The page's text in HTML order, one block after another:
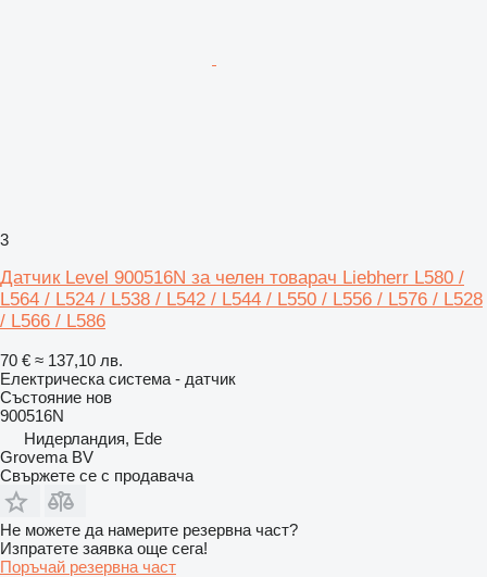
3
Датчик Level 900516N за челен товарач Liebherr L580 /
L564 / L524 / L538 / L542 / L544 / L550 / L556 / L576 / L528
/ L566 / L586
70 € ≈ 137,10 лв.
Електрическа система - датчик
Състояние нов
900516N
Нидерландия, Ede
Grovema BV
Свържете се с продавача
Не можете да намерите резервна част?
Изпратете заявка още сега!
Поръчай резервна част